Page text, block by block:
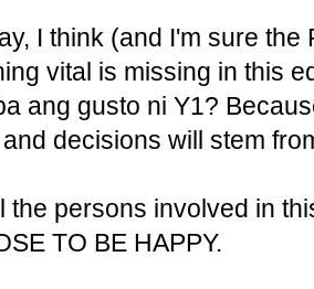
I think (and I'm sure the
vital is missing in this
ang gusto ni Y1?
decisions will stem
the persons involved in
TO BE HAPPY.